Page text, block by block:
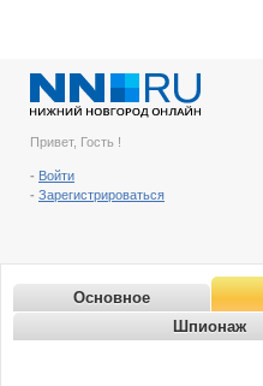
Привет, Гость !
- Войти
- Зарегистрироваться
Основное
Шпионаж